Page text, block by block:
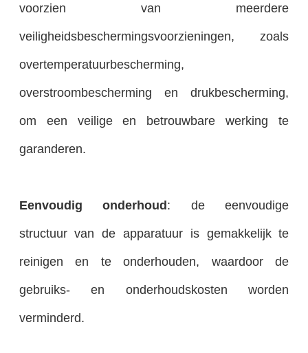
voorzien van meerdere
veiligheidsbeschermingsvoorzieningen, zoals
overtemperatuurbescherming,
overstroombescherming en drukbescherming,
om een veilige en betrouwbare werking te
garanderen.
Eenvoudig onderhoud: de eenvoudige
structuur van de apparatuur is gemakkelijk te
reinigen en te onderhouden, waardoor de
gebruiks- en onderhoudskosten worden
verminderd.